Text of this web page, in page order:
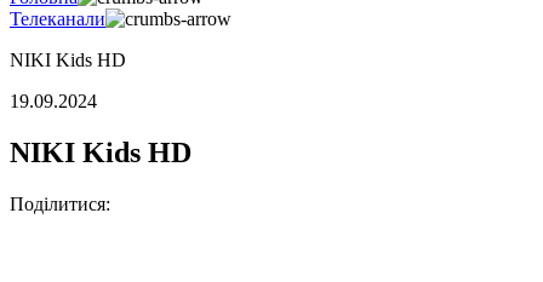
Телеканали
NIKI Kids HD
19.09.2024
NIKI Kids HD
Поділитися: